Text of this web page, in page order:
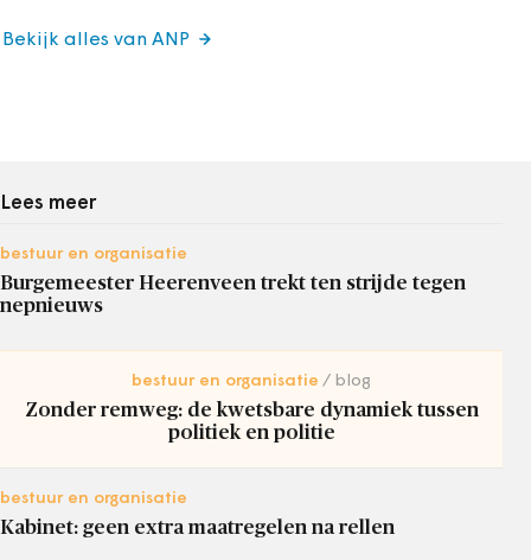
Bekijk alles van ANP
Lees meer
bestuur en organisatie
Burgemeester Heerenveen trekt ten strijde tegen
nepnieuws
bestuur en organisatie blog
Zonder remweg: de kwetsbare dynamiek tussen
politiek en politie
bestuur en organisatie
Kabinet: geen extra maatregelen na rellen